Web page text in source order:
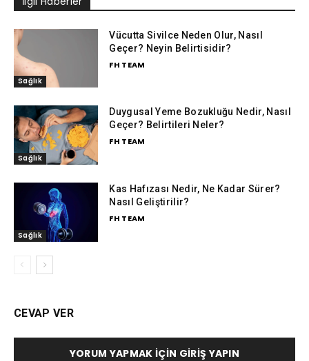
Sağlık
Vücutta Sivilce Neden Olur, Nasıl
Geçer? Neyin Belirtisidir?
FH TEAM
Sağlık
Duygusal Yeme Bozukluğu Nedir, Nasıl
Geçer? Belirtileri Neler?
FH TEAM
Sağlık
Kas Hafızası Nedir, Ne Kadar Sürer?
Nasıl Geliştirilir?
FH TEAM
CEVAP VER
YORUM YAPMAK İÇIN GIRIŞ YAPIN